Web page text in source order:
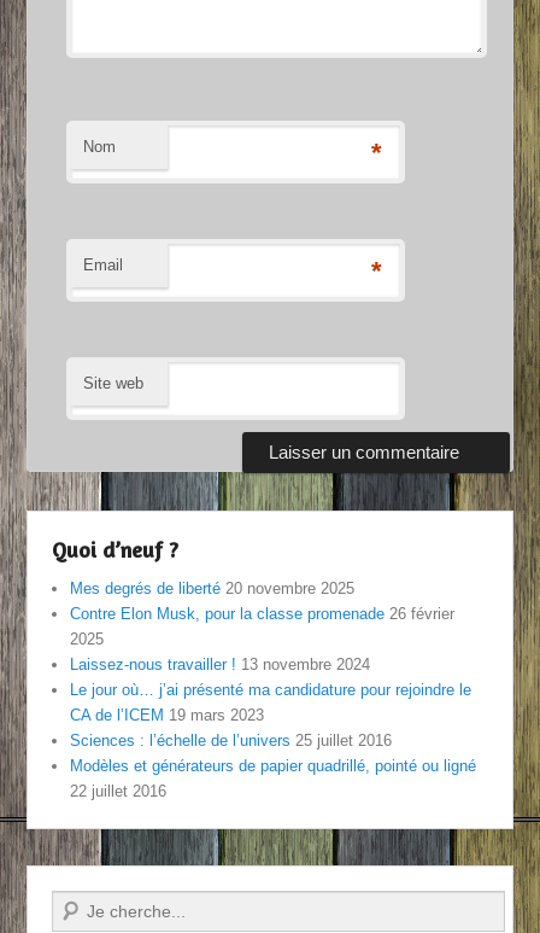
Nom *
Email *
Site web
Quoi d’neuf ?
Mes degrés de liberté 20 novembre 2025
Contre Elon Musk, pour la classe promenade 26 février
2025
Laissez-nous travailler ! 13 novembre 2024
Le jour où… j’ai présenté ma candidature pour rejoindre le
CA de l’ICEM 19 mars 2023
Sciences : l’échelle de l’univers 25 juillet 2016
Modèles et générateurs de papier quadrillé, pointé ou ligné
22 juillet 2016
Recherche